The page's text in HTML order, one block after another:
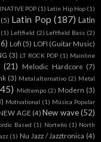
POP (1) Latin Hip Hop (1)
(5) Latin Pop (187) Latin
(1) Leftfield (2) Leftfield Bass (2)
Lofi (5) LOFI (Guitar Music)
(3) LT ROCK POP (1) Mainline
(21) Melodic Hardcore (7)
(3) Metal alternativo (2) Metal
Midtempo (2) Modern (3)
Motivational (1) Música Popular
AGE (4) New wave (52)
Based (1) Norteño (1) North
(1) Nu Jazz / Jazztronica (4)